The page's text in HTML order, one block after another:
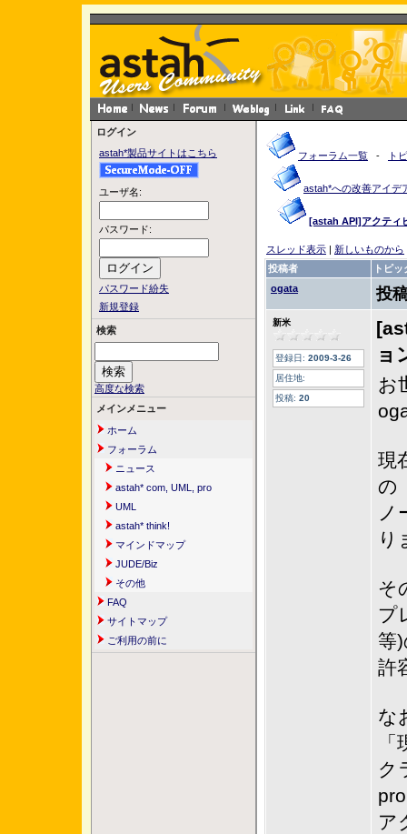
ログイン
astah*製品サイトはこちら
ユーザ名:
パスワード:
パスワード紛失
新規登録
検索
高度な検索
メインメニュー
ホーム
フォーラム
ニュース
astah* com, UML, pro
UML
astah* think!
マインドマップ
JUDE/Biz
その他
FAQ
サイトマップ
ご利用の前に
フォーラム一覧 - ト
astah*への改善アイデ
[astah API]アクティ
スレッド表示 | 新しいものから
投稿者
トピッ
ogata
投
新米
登録日: 2009-3-26
居住地:
投稿: 20
ョ
お
現
の
ノ
り
そ
プ
等
許
な
ク
ア